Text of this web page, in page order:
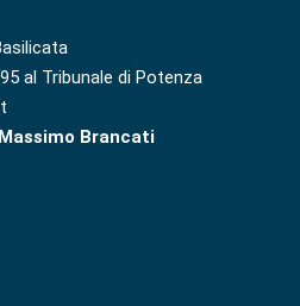
al Tribunale di Potenza
Massimo Brancati